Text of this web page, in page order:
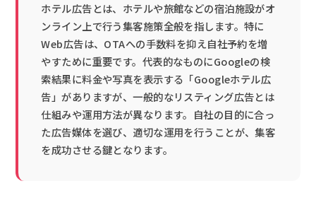
ホテル広告とは、ホテルや旅館などの宿泊施設がオ
ンライン上で行う集客施策全般を指します。特に
Web広告は、OTAへの手数料を抑え自社予約を増
やすために重要です。代表的なものにGoogleの検
索結果に料金や写真を表示する「Googleホテル広
告」がありますが、一般的なリスティング広告とは
仕組みや運用方法が異なります。自社の目的に合っ
た広告媒体を選び、適切な運用を行うことが、集客
を成功させる鍵となります。